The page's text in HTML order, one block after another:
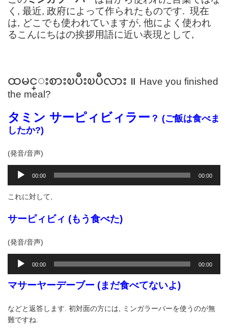
レ
ー
ヤ
ー
く, 最近, 政府によって作られたものです. 現在
は, どこでも使われていますが, 他によく使われ
るこんにちはの挨拶用語に近い表現として,
ထမင္းစားၿပီးၿပီလား ။ Have you finished
the meal?
タミン サーピィビィラー ？ (ご飯は食べま
したか?)
(発音/音声)
ー
ヤ
ー
00:00 00:00
これに対して,
サーピィビィ (もう食べた)
(発音/音声)
プ
ー
ヤ
00:00 00:00
マサーヤーデーブー (まだ食べてないよ)
などと返答します. 初対面の方には, ミンガラーバーを使うのが無
難ですね.